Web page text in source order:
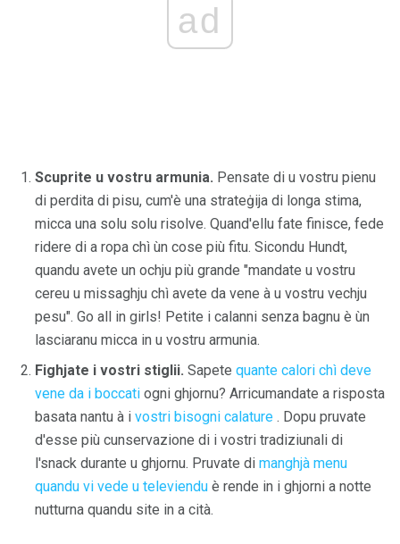
ad
Scuprite u vostru armunia. Pensate di u vostru pienu
di perdita di pisu, cum'è una strateġija di longa stima,
micca una solu solu risolve. Quand'ellu fate finisce, fede
ridere di a ropa chì ùn cose più fitu. Sicondu Hundt,
quandu avete un ochju più grande "mandate u vostru
cereu u missaghju chì avete da vene à u vostru vechju
pesu". Go all in girls! Petite i calanni senza bagnu è ùn
lasciaranu micca in u vostru armunia.
Fighjate i vostri stiglii. Sapete quante calori chì deve
vene da i boccati ogni ghjornu? Arricumandate a risposta
basata nantu à i vostri bisogni calature . Dopu pruvate
d'esse più cunservazione di i vostri tradiziunali di
l'snack durante u ghjornu. Pruvate di manghjà menu
quandu vi vede u televiendu è rende in i ghjorni a notte
nutturna quandu site in a cità.